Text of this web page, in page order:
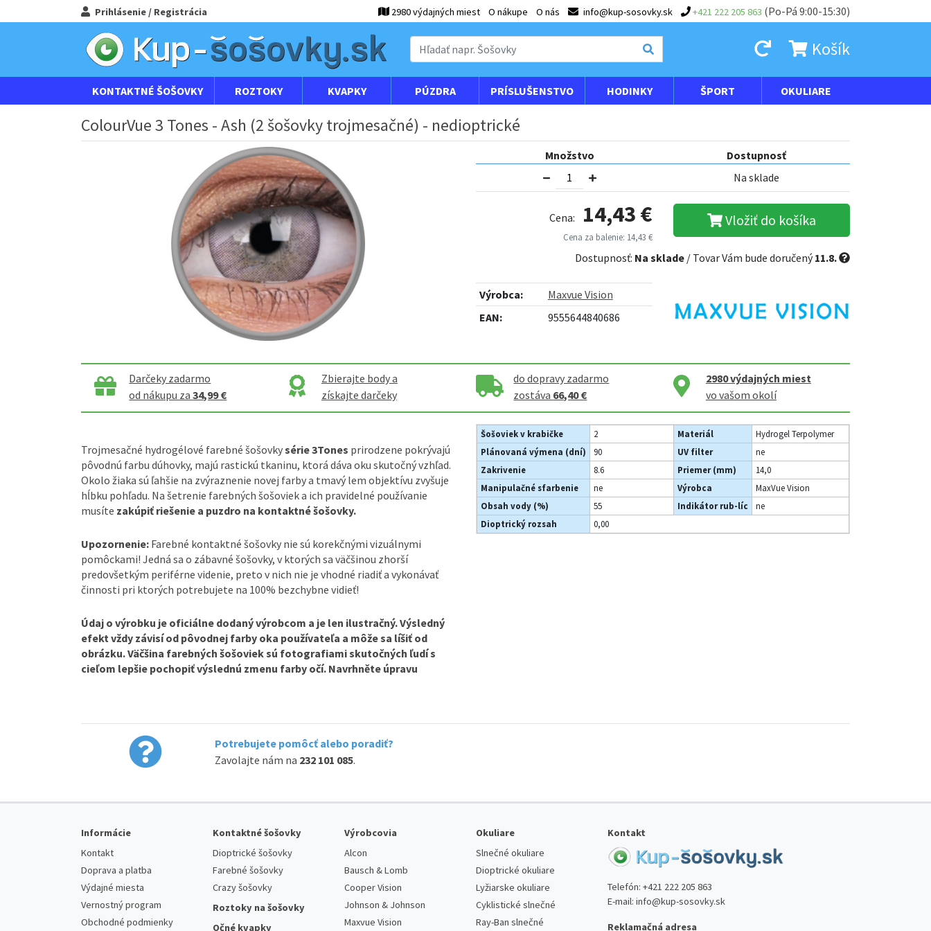
Prihlásenie / Registrácia 2980 výdajných miest O nákupe O nás info@kup-sosovky.sk +421 222 205 863 (Po-Pá 9:00-15:30)
Košík
KONTAKTNÉ ŠOŠOVKY ROZTOKY KVAPKY PÚZDRA PRÍSLUŠENSTVO HODINKY ŠPORT OKULIARE
ColourVue 3 Tones - Ash (2 šošovky trojmesačné) - nedioptrické
Množstvo
Dostupnosť
Na sklade
Cena: 14,43 €
Cena za balenie: 14,43 €
Vložiť do košíka
Dostupnosť: Na sklade / Tovar Vám bude doručený11.8.
Výrobca:
Maxvue Vision
EAN:
9555644840686
Darčeky zadarmo
od nákupu za34,99 €
Zbierajte body a
získajte darčeky
do dopravy zadarmo
zostáva 66,40 €
2980výdajných miest
vo vašom okolí
Trojmesačné hydrogélové farebné šošovkysérie 3Tones prirodzene pokrývajú
pôvodnú farbu dúhovky, majú rastickú tkaninu, ktorá dáva oku skutočný vzhľad.
Okolo žiaka sú ľahšie na zvýraznenie novej farby a tmavý lem objektívu zvyšuje
hĺbku pohľadu. Na šetrenie farebných šošoviek a ich pravidelné používanie
musíte zakúpiť riešenie a puzdro na kontaktné šošovky.
Upozornenie: Farebné kontaktné šošovky nie sú korekčnými vizuálnymi
pomôckami! Jedná sa o zábavné šošovky, v ktorých sa väčšinou zhorší
predovšetkým periférne videnie, preto v nich nie je vhodné riadiť a vykonávať
činnosti pri ktorých potrebujete na 100% bezchybne vidieť!
Údaj o výrobku je oficiálne dodaný výrobcom a je len ilustračný. Výsledný
efekt vždy závisí od pôvodnej farby oka používateľa a môže sa líšiť od
obrázku. Väčšina farebných šošoviek sú fotografiami skutočných ľudí s
cieľom lepšie pochopiť výslednú zmenu farby očí. Navrhněte úpravu
Šošoviek v krabičke 2 Materiál
Hydrogel Terpolymer
Plánovaná výmena (dní)
90 UV filter
ne
Zakrivenie
8.6 Priemer (mm)
14,0
Manipulačné sfarbenie
ne Výrobca
MaxVue Vision
Obsah vody (%)
55 Indikátor rub-líc
ne
Dioptrický rozsah
0,00
Potrebujete pomôcť alebo poradiť?
Zavolajte nám na 232 101 085.
Informácie
Kontakt
Doprava a platba
Výdajné miesta
Vernostný program
Obchodné podmienky
Kontaktné šošovky
Dioptrické šošovky
Farebné šošovky
Crazy šošovky
Roztoky na šošovky
Očné kvapky
Výrobcovia
Alcon
Bausch & Lomb
Cooper Vision
Johnson & Johnson
Maxvue Vision
Okuliare
Slnečné okuliare
Dioptrické okuliare
Lyžiarske okuliare
Cyklistické slnečné
Ray-Ban slnečné
Kontakt
Telefón: +421 222 205 863
E-mail: info@kup-sosovky.sk
Reklamačná adresa